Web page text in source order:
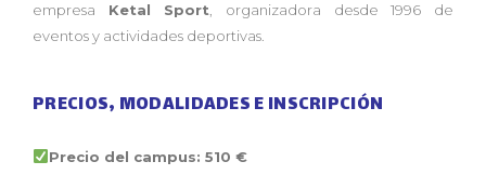
empresa Ketal Sport , organizadora desde 1996 de
eventos y actividades deportivas.
PRECIOS, MODALIDADES E INSCRIPCIÓN
Precio del campus: 510 €